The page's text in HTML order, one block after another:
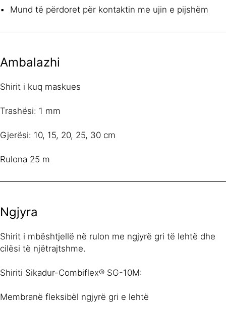
Mund të përdoret për kontaktin me ujin e pijshëm
Ambalazhi
Shirit i kuq maskues
Trashësi: 1 mm
Gjerësi: 10, 15, 20, 25, 30 cm
Rulona 25 m
Ngjyra
Shirit i mbështjellë në rulon me ngjyrë gri të lehtë dhe
cilësi të njëtrajtshme.
Shiriti Sikadur-Combiflex® SG-10M:
Membranë fleksibël ngjyrë gri e lehtë